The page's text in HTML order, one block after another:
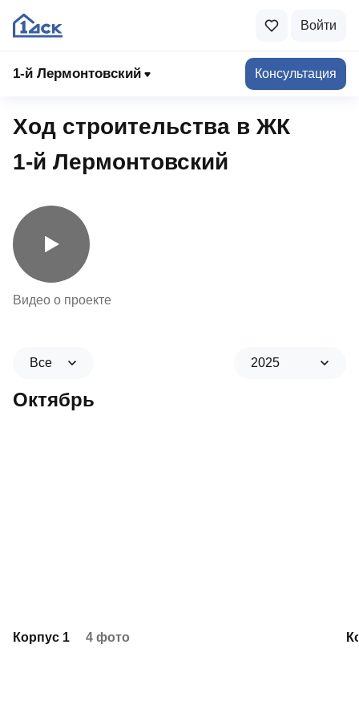
Войти
1-й Лермонтовский Консультация
1-й Лермонтовский
Ход строительства в ЖК
1‑й Лермонтовский
Видео о проекте
Все 2025
Октябрь
Корпус 1 4 фото